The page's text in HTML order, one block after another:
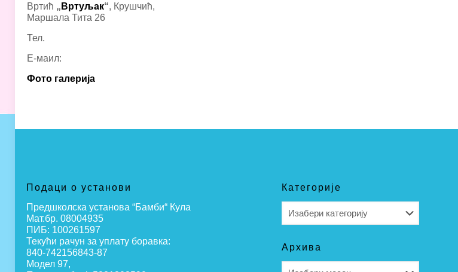
Вртић „ Вртуљак“, Крушчић,
Маршала Тита 26
Тел.
Е-маил:
Фото галерија
Подаци о установи
Предшколска установа “Бамби“ Кула
Мат.бр. 08004935
ПИБ: 100261597
Текући рачун за уплату боравка:
840-742156843-87
Модел 97,
Категорије
Архива